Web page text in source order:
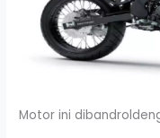
Motor ini